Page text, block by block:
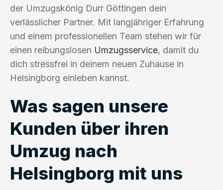
der Umzugskönig Durr Göttingen dein
verlässlicher Partner. Mit langjähriger Erfahrung
und einem professionellen Team stehen wir für
einen reibungslosen Umzugsservice, damit du
dich stressfrei in deinem neuen Zuhause in
Helsingborg einleben kannst.
Was sagen unsere
Kunden über ihren
Umzug nach
Helsingborg mit uns